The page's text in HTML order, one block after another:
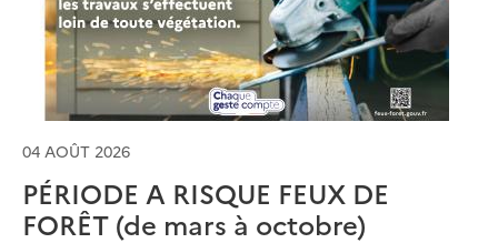
04 AOÛT 2026
PÉRIODE A RISQUE FEUX DE
FORÊT (de mars à octobre)